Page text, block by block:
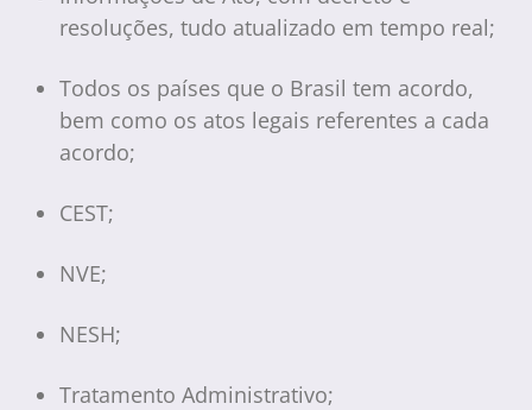
resoluções, tudo atualizado em tempo real;
Todos os países que o Brasil tem acordo,
bem como os atos legais referentes a cada
acordo;
CEST;
NVE;
NESH;
Tratamento Administrativo;